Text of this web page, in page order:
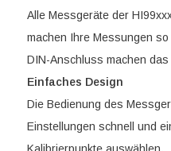
Alle Messgeräte der
machen Ihre Messungen
DIN-Anschluss machen
Einfaches Design
Die Bedienung des
Einstellungen schnell und